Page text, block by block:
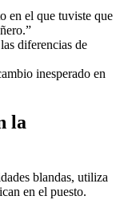
en el que tuviste que
diferencias de
inesperado en
la
blandas, utiliza
en el puesto.